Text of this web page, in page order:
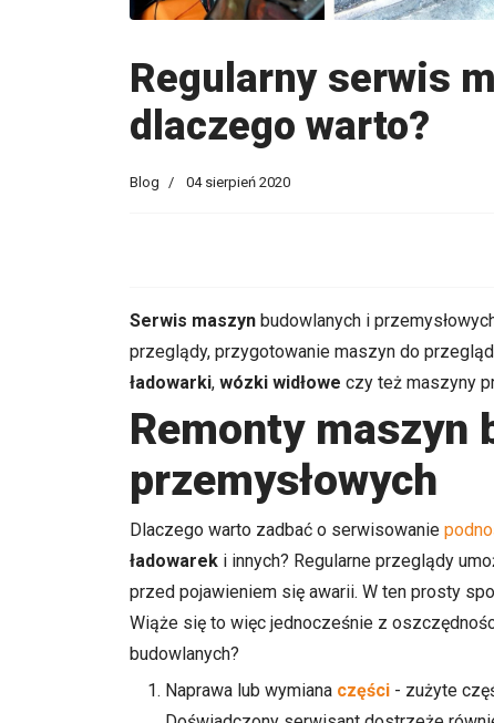
Regularny serwis
dlaczego warto?
Blog 04 sierpień 2020
Serwis maszyn budowlanych i
przeglądy, przygotowanie maszyn do
ładowarki, wózki widłowe czy też maszyny
Remonty maszyn
przemysłowych
Dlaczego warto zadbać o serwisowanie
ładowarek i innych? Regularne przeglądy
przed pojawieniem się awarii. W ten prosty
Wiąże się to więc jednocześnie z
budowlanych?
Naprawa lub wymiana części - zużyte